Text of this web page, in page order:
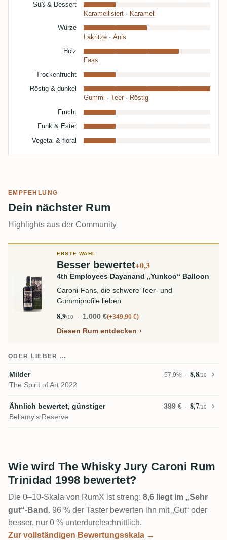
Süß & Dessert
Karamellisiert · Karamell
Würze
Lakritze · Anis
Holz
Fass
Trockenfrucht
Röstig & dunkel
Gummi · Teer · Röstig
Frucht
Funk & Ester
Vegetal & floral
EMPFEHLUNG
Dein nächster Rum
Highlights aus der Community
ERSTE WAHL
Besser bewertet+0,3
4th Employees Dayanand „Yunkoo“ Balloon
Caroni-Fans, die schwere Teer- und
Gummiprofile lieben
8,9/10 1.000 € +349,90 €
Diesen Rum entdecken
ODER LIEBER …
Milder 57,9% 8,8/10
The Spirit of Art 2022
Ähnlich bewertet, günstiger 399 € 8,7/10
Bellamy's Reserve
Wie wird The Whisky Jury Caroni Rum
Trinidad 1998 bewertet?
Die 0–10-Skala von RumX ist streng: 8,6 liegt im „Sehr
gut“-Band . 96 % der Taster bewerten ihn mit „Gut“ oder
besser, nur 0 % unterdurchschnittlich.
Zur vollständigen Bewertungsskala →